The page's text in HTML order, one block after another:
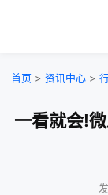
首页 > 资讯中心 >
一看就会!